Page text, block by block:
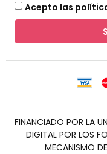
Acepto las
FINANCIADO POR LA
DIGITAL POR LOS
MECANISMO